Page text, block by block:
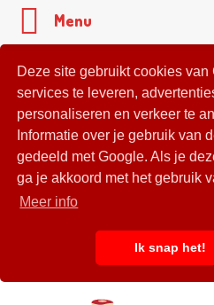
Deze site gebruikt cookies van
services te leveren,
personaliseren en verkeer te
Informatie over je gebruik van
gedeeld met Google. Als je
ga je akkoord met het gebruik
Meer info
Ik snap het!
Menu